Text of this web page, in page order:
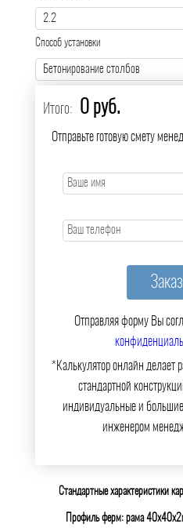
Способ установки
Итого: 0 руб.
Отправьте готовую смету
Отправляя форму Вы
*Калькулятор онлайн делает
стандартной
индивидуальные и
инженером
Стандартные характеристики
Профиль ферм: рама